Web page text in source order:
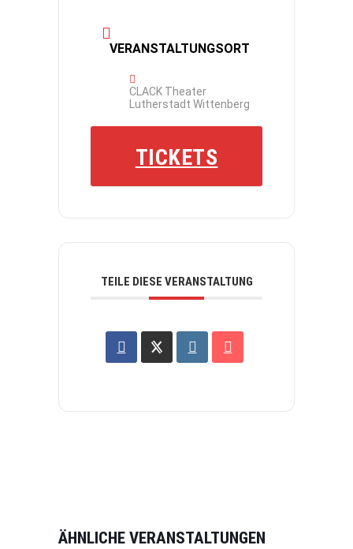
VERANSTALTUNGSORT
CLACK Theater
Lutherstadt Wittenberg
TICKETS
TEILE DIESE VERANSTALTUNG
ÄHNLICHE VERANSTALTUNGEN